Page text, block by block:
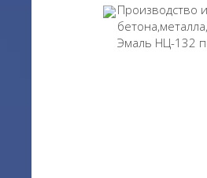
Производство
Эмаль НЦ-132